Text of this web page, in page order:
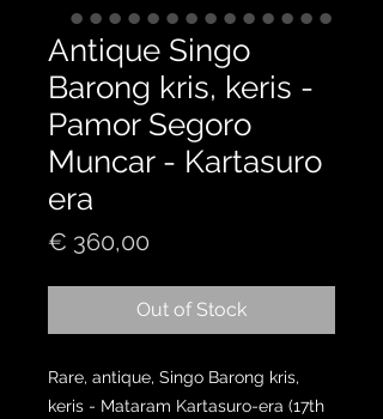
Antique Singo
Barong kris, keris -
Pamor Segoro
Muncar - Kartasuro
era
€ 360,00
Out of Stock
Rare, antique, Singo Barong kris,
keris - Mataram Kartasuro-era (17th